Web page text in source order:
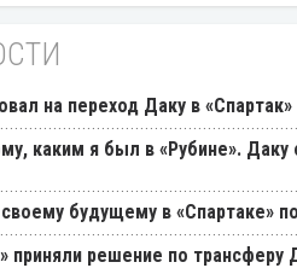
на переход Даку в «Спартак»
каким я был в «Рубине». Даку
будущему в «Спартаке»
приняли решение по трансферу